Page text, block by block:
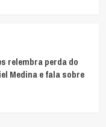
relembra perda do
Medina e fala sobre